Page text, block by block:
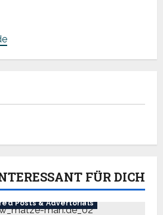
FÜR DICH
Posts & Advertorials